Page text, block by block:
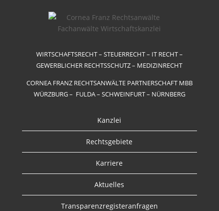
WIRTSCHAFTSRECHT – STEUERRECHT – IT RECHT –
GEWERBLICHER RECHTSSCHUTZ – MEDIZINRECHT
CORNEA FRANZ RECHTSANWÄLTE PARTNERSCHAFT MBB
WÜRZBURG – FULDA – SCHWEINFURT – NÜRNBERG
Kanzlei
Rechtsgebiete
Karriere
Aktuelles
Transparenzregisteranfragen